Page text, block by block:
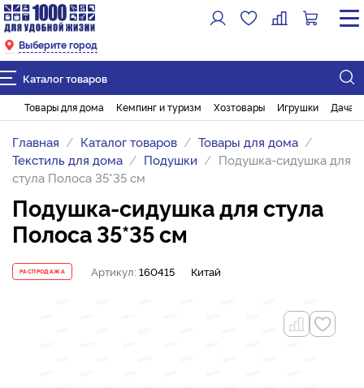
Выберите город
Каталог товаров
Товары для дома Кемпинг и туризм Хозтовары Игрушки Дача
Главная Каталог товаров
Товары для дома
Текстиль для дома
Подушки
Подушка-сидушка для
стула Полоса 35*35 см
Подушка-сидушка для стула
Полоса 35*35 см
РАСПРОДАЖА Артикул: 160415 Китай